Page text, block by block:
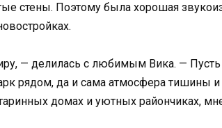
стены. Поэтому была хорошая
— делилась с любимым Вика. — Пусть
рядом, да и сама атмосфера тишины и
домах и уютных райончиках,